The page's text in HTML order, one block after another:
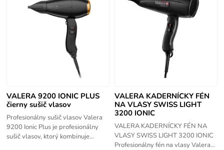
VALERA 9200 IONIC PLUS
čierny sušič vlasov
Profesionálny sušič vlasov Valera
9200 Ionic Plus je profesionálny
sušič vlasov, ktorý kombinuje
VALERA KADERNÍCKY FÉN
NA VLASY SWISS LIGHT
3200 IONIC
VALERA KADERNÍCKY FÉN NA
VLASY SWISS LIGHT 3200 IONIC
Profesionálny fén na vlasy Valera